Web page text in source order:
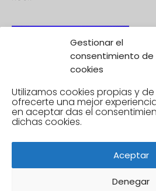
Gestionar el
consentimiento de
cookies
Utilizamos cookies propias y
ofrecerte una mejor
en aceptardas el
dichas cookies.
Aceptar
Denegar